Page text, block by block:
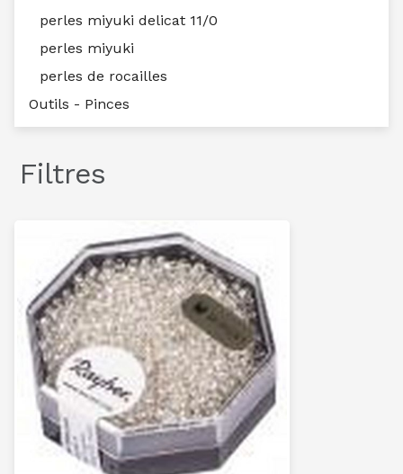
perles miyuki delicat 11/0
perles miyuki
perles de rocailles
Outils - Pinces
Filtres